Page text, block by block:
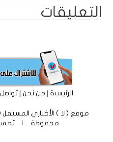
التعليقات
الرئيسية|من نحن|
محفوظة |